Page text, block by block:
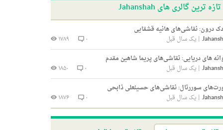
تازه ترین گالری های Jahanshah
درون: نقاشی‌های هانیه قشقایی
| یک سال قبل ۰
۱۷۸۹
های دریایی: نقاشی‌های پریما شاهین مقدم
| یک سال قبل ۰
۱۸۵۰
سوررئال: نقاشی‌های حسینعلی ذابحی
| یک سال قبل ۰ ۱۸۷۶